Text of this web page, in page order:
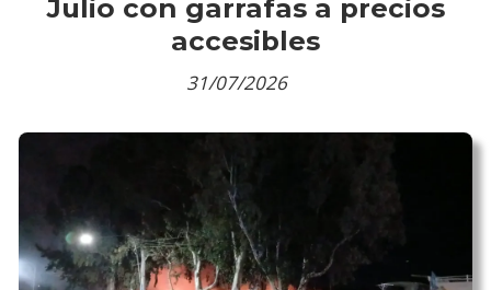
Julio con garrafas a precios
accesibles
31/07/2026